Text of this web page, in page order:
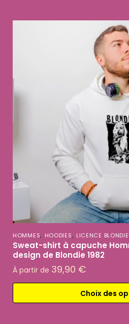
HOMMES, HOODIES, LICENCE BLONDIE
Sweat-shirt à capuche
design de Blondie 1982
À partir de 39,90 €
Choix des